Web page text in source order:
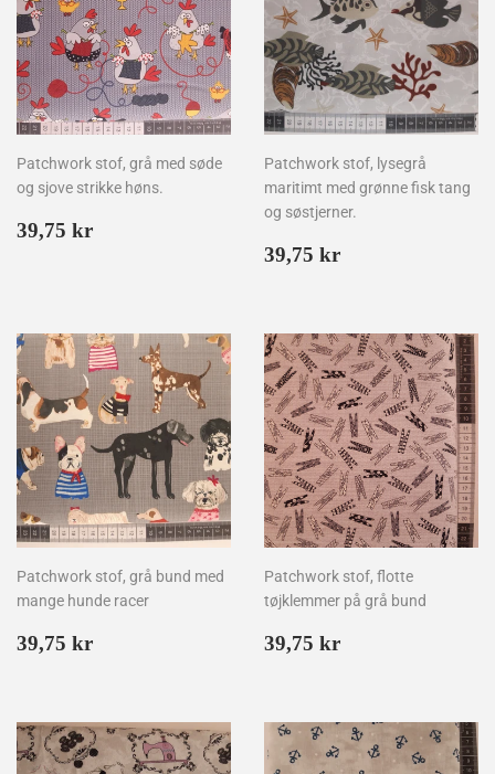
Patchwork stof, grå med søde
og sjove strikke høns.
Normalpris
39,75 kr
Patchwork stof, lysegrå
maritimt med grønne fisk tang
og søstjerner.
Normalpris
39,75 kr
Patchwork stof, grå bund med
mange hunde racer
Normalpris
39,75 kr
Patchwork stof, flotte
tøjklemmer på grå bund
Normalpris
39,75 kr